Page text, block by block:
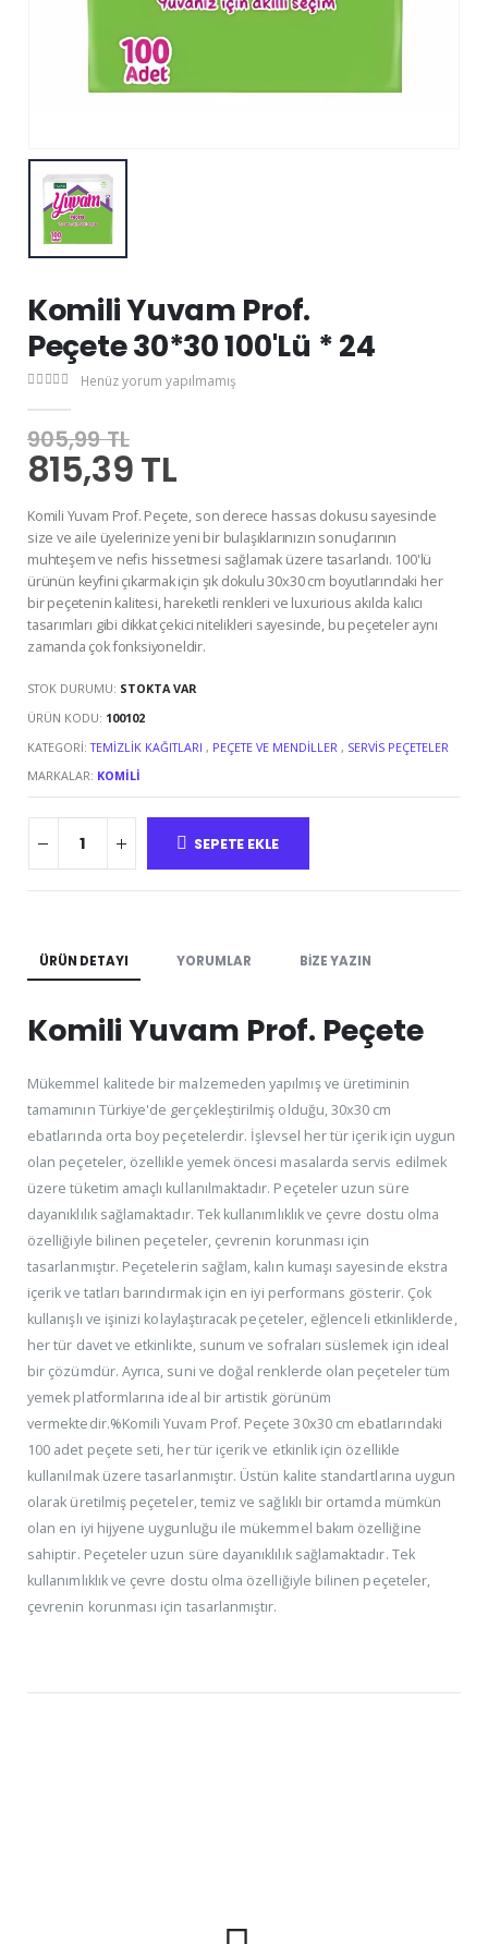
Komili Yuvam Prof.
Peçete 30*30 100'Lü * 24
Henüz yorum yapılmamış
905,99 TL
815,39 TL
Komili Yuvam Prof. Peçete, son derece hassas dokusu sayesinde
size ve aile üyelerinize yeni bir bulaşıklarınızın sonuçlarının
muhteşem ve nefis hissetmesi sağlamak üzere tasarlandı. 100'lü
ürünün keyfini çıkarmak için şık dokulu 30x30 cm boyutlarındaki her
bir peçetenin kalitesi, hareketli renkleri ve luxurious akılda kalıcı
tasarımları gibi dikkat çekici nitelikleri sayesinde, bu peçeteler aynı
zamanda çok fonksiyoneldir.
STOK DURUMU: STOKTA VAR
ÜRÜN KODU: 100102
KATEGORI:TEMIZLIK KAĞITLARI , PEÇETE VE MENDILLER , SERVIS PEÇETELER
MARKALAR: KOMILI
SEPETE EKLE
ÜRÜN DETAYI YORUMLAR BIZE YAZIN
Komili Yuvam Prof. Peçete
Mükemmel kalitede bir malzemeden yapılmış ve üretiminin
tamamının Türkiye'de gerçekleştirilmiş olduğu, 30x30 cm
ebatlarında orta boy peçetelerdir. İşlevsel her tür içerik için uygun
olan peçeteler, özellikle yemek öncesi masalarda servis edilmek
üzere tüketim amaçlı kullanılmaktadır. Peçeteler uzun süre
dayanıklılık sağlamaktadır. Tek kullanımlıklık ve çevre dostu olma
özelliğiyle bilinen peçeteler, çevrenin korunması için
tasarlanmıştır. Peçetelerin sağlam, kalın kumaşı sayesinde ekstra
içerik ve tatları barındırmak için en iyi performans gösterir. Çok
kullanışlı ve işinizi kolaylaştıracak peçeteler, eğlenceli etkinliklerde,
her tür davet ve etkinlikte, sunum ve sofraları süslemek için ideal
bir çözümdür. Ayrıca, suni ve doğal renklerde olan peçeteler tüm
yemek platformlarına ideal bir artistik görünüm
vermektedir.%Komili Yuvam Prof. Peçete 30x30 cm ebatlarındaki
100 adet peçete seti, her tür içerik ve etkinlik için özellikle
kullanılmak üzere tasarlanmıştır. Üstün kalite standartlarına uygun
olarak üretilmiş peçeteler, temiz ve sağlıklı bir ortamda mümkün
olan en iyi hijyene uygunluğu ile mükemmel bakım özelliğine
sahiptir. Peçeteler uzun süre dayanıklılık sağlamaktadır. Tek
kullanımlıklık ve çevre dostu olma özelliğiyle bilinen peçeteler,
çevrenin korunması için tasarlanmıştır.